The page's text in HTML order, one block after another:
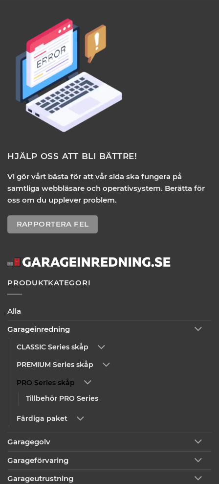
HJÄLP OSS ATT BLI BÄTTRE!
Vi gör vårt bästa för att vår sida ska fungera på
samtliga webbläsare och operativsystem. Berätta för
oss om du upplever problem.
RAPPORTERA FEL
PRODUKTKATEGORI
Alla
Garageinredning
CLASSIC Series skåp
PREMIUM Series skåp
PRO Series skåp
Tillbehör PRO Series
Färdiga paket
Garagegolv
Garageförvaring
Garageutrustning